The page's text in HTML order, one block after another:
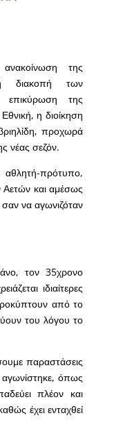
της
διακοπή των
επικύρωση της
η διοίκηση
προχωρά
νέας σεζόν.
πρότυπο,
και αμέσως
να αγωνιζόταν
τον 35χρονο
ιδιαίτερες
από το
του λόγου το
παραστάσεις
αγωνίστηκε, όπως
πλέον και
έχει ενταχθεί